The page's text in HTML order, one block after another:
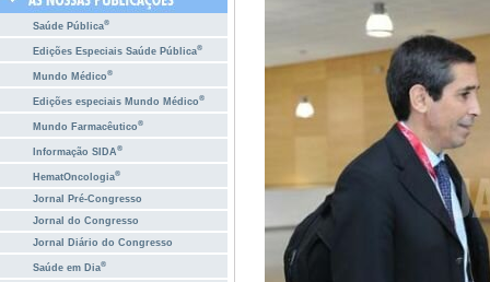
Saúde Pública®
Edições Especiais Saúde Pública®
Mundo Médico®
Edições especiais Mundo Médico®
Mundo Farmacêutico®
Informação SIDA®
HematOncologia®
Jornal Pré-Congresso
Jornal do Congresso
Jornal Diário do Congresso
Saúde em Dia®